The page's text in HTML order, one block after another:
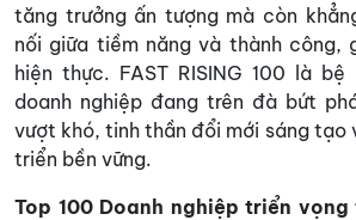
tăng trưởng ấn tượng mà còn
nối giữa tiềm năng và thành công,
hiện thực. FAST RISING 100 là bệ
doanh nghiệp đang trên đà bứt
vượt khó, tinh thần đổi mới sáng tạo
triển bền vững.
Top 100 Doanh nghiệp triển